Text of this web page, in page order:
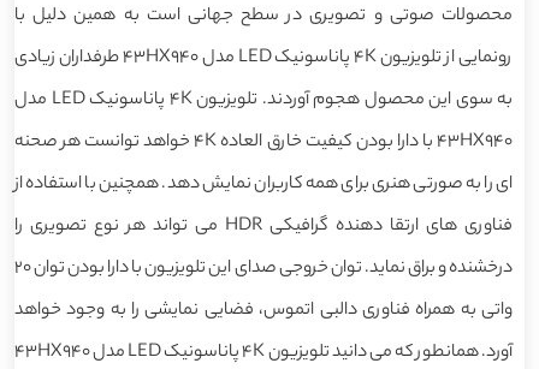
محصولات صوتی و تصویری در سطح جهانی است به همین دلیل با
رونمایی از تلویزیون 4K پاناسونیک LED مدل 43HX940 طرفداران زیادی
به سوی این محصول هجوم آوردند. تلویزیون 4K پاناسونیک LED مدل
43HX940 با دارا بودن کیفیت خارق العاده 4K خواهد توانست هر صحنه
ای را به صورتی هنری برای همه کاربران نمایش دهد. همچنین با استفاده از
فناوری های ارتقا دهنده گرافیکی HDR می تواند هر نوع تصویری را
درخشنده و براق نماید. توان خروجی صدای این تلویزیون با دارا بودن توان 20
واتی به همراه فناوری دالبی اتموس، فضایی نمایشی را به وجود خواهد
آورد. همانطور که می دانید تلویزیون 4K پاناسونیک LED مدل 43HX940